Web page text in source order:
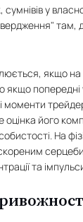
сумнівів у
там,
якщо на
якщо попередні
моменти
оцінка його
На
та